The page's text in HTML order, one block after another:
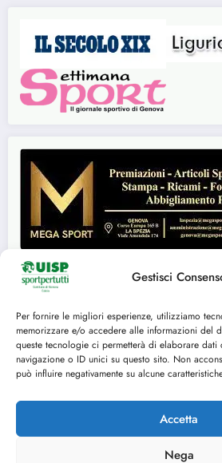
Gestisci
Per fornire le migliori esperienze, utilizziamo
memorizzare e/o accedere alle informazioni del
queste tecnologie ci permetterà di elaborare
navigazione o ID unici su questo sito. Non
può influire negativamente su alcune
Accetta
Nega
Seguici su:
FACEBOOK
Cookie Policy (UE)